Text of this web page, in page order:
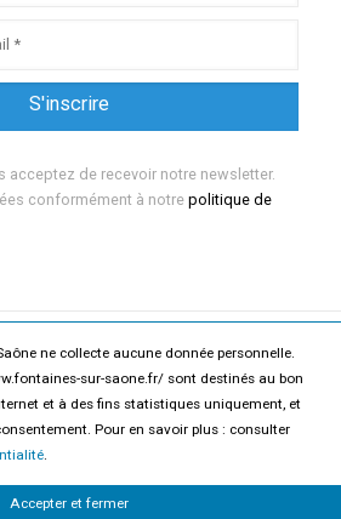
ne collecte aucune donnée personnelle.
sur-saone.fr/ sont destinés au bon
et à des fins statistiques uniquement, et
Pour en savoir plus : consulter
.
Accepter et fermer
acceptez de recevoir notre newsletter.
conformément à notre politique de
Politique de confidentialité
Contact
de Fontaines-sur-Saône